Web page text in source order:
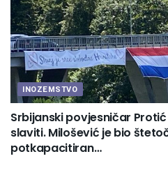
INOZEMSTVO
Srbijanski povjesničar
slaviti. Milošević je bio
potkapacitiran…